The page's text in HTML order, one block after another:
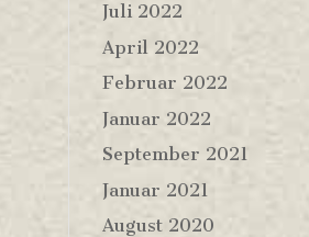
Juli 2022
April 2022
Februar 2022
Januar 2022
September 2021
Januar 2021
August 2020